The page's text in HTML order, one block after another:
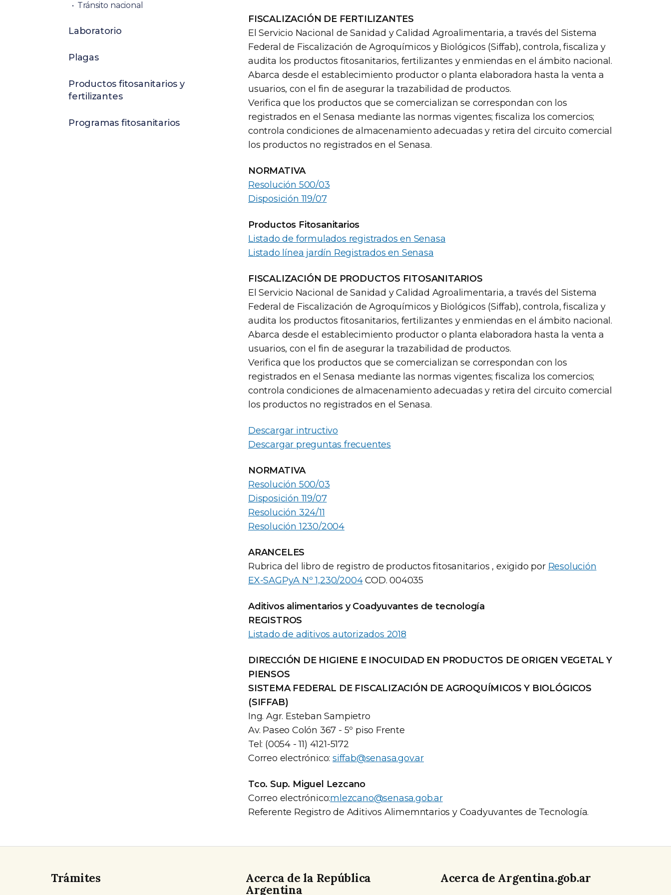
FISCALIZACIÓN DE FERTILIZANTES
El Servicio Nacional de Sanidad y Calidad Agroalimentaria, a través del Sistema
Federal de Fiscalización de Agroquímicos y Biológicos (Siffab), controla, fiscaliza y
audita los productos fitosanitarios, fertilizantes y enmiendas en el ámbito nacional.
Abarca desde el establecimiento productor o planta elaboradora hasta la venta a
usuarios, con el fin de asegurar la trazabilidad de productos.
Verifica que los productos que se comercializan se correspondan con los
registrados en el Senasa mediante las normas vigentes; fiscaliza los comercios;
controla condiciones de almacenamiento adecuadas y retira del circuito comercial
los productos no registrados en el Senasa.
NORMATIVA
Resolución 500/03
Disposición 119/07
Productos Fitosanitarios
Listado de formulados registrados en Senasa
Listado línea jardín Registrados en Senasa
FISCALIZACIÓN DE PRODUCTOS FITOSANITARIOS
El Servicio Nacional de Sanidad y Calidad Agroalimentaria, a través del Sistema
Federal de Fiscalización de Agroquímicos y Biológicos (Siffab), controla, fiscaliza y
audita los productos fitosanitarios, fertilizantes y enmiendas en el ámbito nacional.
Abarca desde el establecimiento productor o planta elaboradora hasta la venta a
usuarios, con el fin de asegurar la trazabilidad de productos.
Verifica que los productos que se comercializan se correspondan con los
registrados en el Senasa mediante las normas vigentes; fiscaliza los comercios;
controla condiciones de almacenamiento adecuadas y retira del circuito comercial
los productos no registrados en el Senasa.
Descargar intructivo
Descargar preguntas frecuentes
NORMATIVA
Resolución 500/03
Disposición 119/07
Resolución 324/11
Resolución 1230/2004
ARANCELES
Rubrica del libro de registro de productos fitosanitarios , exigido por Resolución
EX-SAGPyA Nº 1,230/2004COD. 004035
Aditivos alimentarios y Coadyuvantes de tecnología
REGISTROS
Listado de aditivos autorizados 2018
DIRECCIÓN DE HIGIENE E INOCUIDAD EN PRODUCTOS DE ORIGEN VEGETAL Y
PIENSOS
SISTEMA FEDERAL DE FISCALIZACIÓN DE AGROQUÍMICOS Y BIOLÓGICOS
(SIFFAB)
Ing. Agr. Esteban Sampietro
Av. Paseo Colón 367 - 5º piso Frente
Tel: (0054 - 11) 4121-5172
Correo electrónico:siffab@senasa.gov.ar
Tco. Sup. Miguel Lezcano
Correo electrónico:mlezcano@senasa.gob.ar
Referente Registro de Aditivos Alimemntarios y Coadyuvantes de Tecnología.
Tránsito nacional
Laboratorio
Plagas
Productos fitosanitarios y
fertilizantes
Programas fitosanitarios
Trámites
Acerca de la República
Argentina
Acerca de Argentina.gob.ar